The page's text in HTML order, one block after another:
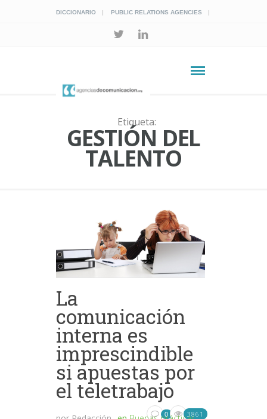
DICCIONARIO PUBLIC RELATIONS AGENCIES
Etiqueta:
GESTIÓN DEL
TALENTO
La
comunicación
interna es
imprescindible
si apuestas por
el teletrabajo
0 3861